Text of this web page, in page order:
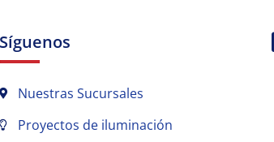
Síguenos
Nuestras Sucursales
Proyectos de iluminación